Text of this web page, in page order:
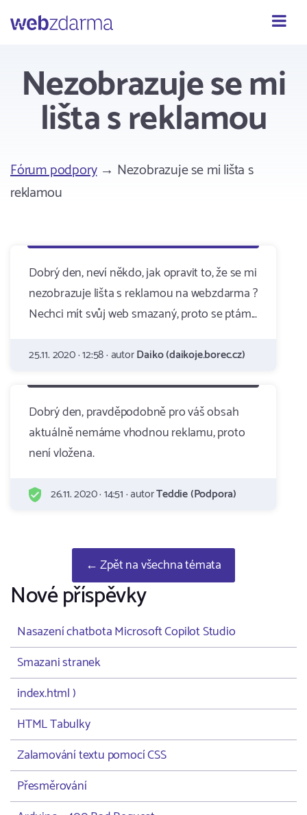
Webzdarma
Nezobrazuje se mi
lišta s reklamou
Fórum podpory→ Nezobrazuje se mi lišta s
reklamou
Dobrý den, neví někdo, jak opravit to, že se mi
nezobrazuje lišta s reklamou na webzdarma ?
Nechci mít svůj web smazaný, proto se ptám...
25.11. 2020 · 12:58 · autorDaiko (daikoje.borec.cz)
Dobrý den, pravděpodobně pro váš obsah
aktuálně nemáme vhodnou reklamu, proto
není vložena.
26.11. 2020 · 14:51 · autorTeddie (Podpora)
← Zpět na všechna témata
Nové příspěvky
Nasazení chatbota Microsoft Copilot Studio
Smazani stranek
index.html )
HTML Tabulky
Zalamování textu pomocí CSS
Přesměrování